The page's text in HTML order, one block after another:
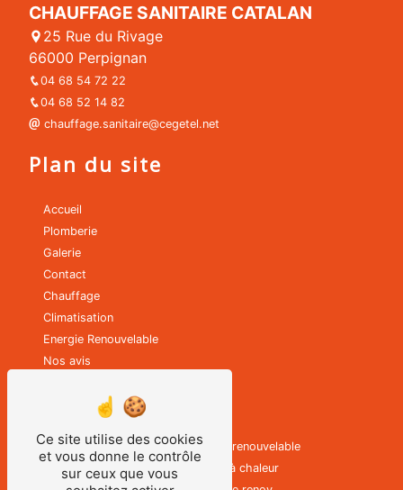
CHAUFFAGE SANITAIRE CATALAN
25 Rue du Rivage
66000 Perpignan
04 68 54 72 22
04 68 52 14 82
chauffage.sanitaire@cegetel.net
Plan du site
Accueil
Plomberie
Galerie
Contact
Chauffage
Climatisation
Energie Renouvelable
Nos avis
Nos prestations
Nettoyage chauffage
Thermodynamique
Energie renouvelable
Pompe à chaleur
Ce site utilise des cookies
et vous donne le contrôle
sur ceux que vous